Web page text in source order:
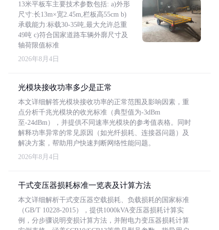
13米平板车主要技术参数包括: a)外形
尺寸:长13m×宽2.45m,栏板高55cm b)
承载能力:标载30-35吨,最大允许总重
49吨 c)符合国家道路车辆外廓尺寸及
轴荷限值标准
2026年8月4日
光模块接收功率多少是正常
本文详细解答光模块接收功率的正常范围及影响因素，重
点分析千兆光模块的收光标准（典型值为-3dBm
至-24dBm），并提供不同速率光模块的参考值表格。同时
解释功率异常的常见原因（如光纤损耗、连接器问题）及
解决方案，帮助用户快速判断网络性能问题。
2026年8月4日
干式变压器损耗标准一览表及计算方法
本文详细解析干式变压器空载损耗、负载损耗的国家标准
（GB/T 10228-2015），提供1000kVA变压器损耗计算实
例，分步骤说明变损计算方法，并附电力变压器损耗计算